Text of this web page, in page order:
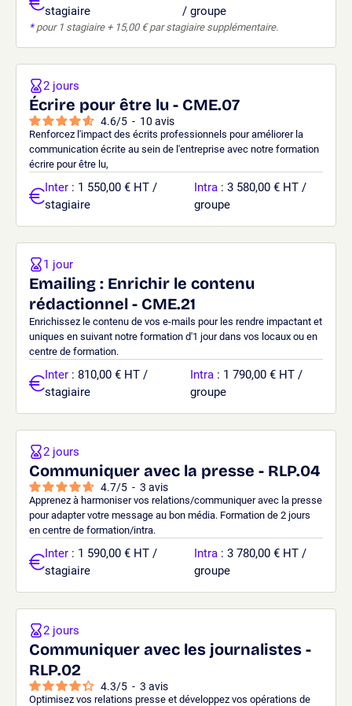
stagiaire
/ groupe
*pour 1 stagiaire + 15,00 € par stagiaire supplémentaire.
Écrire pour être lu - CME.07
4.6/5 - 10 avis
Renforcez l'impact des écrits professionnels pour améliorer la
communication écrite au sein de l'entreprise avec notre formation
écrire pour être lu,
2 jours
Inter : 1 550,00 € HT /
stagiaire
Intra : 3 580,00 € HT /
groupe
Emailing : Enrichir le contenu
rédactionnel - CME.21
Enrichissez le contenu de vos e-mails pour les rendre impactant et
uniques en suivant notre formation d'1 jour dans vos locaux ou en
centre de formation.
1 jour
Inter : 810,00 € HT /
stagiaire
Intra : 1 790,00 € HT /
groupe
Communiquer avec la presse - RLP.04
4.7/5 - 3 avis
Apprenez à harmoniser vos relations/communiquer avec la presse
pour adapter votre message au bon média. Formation de 2 jours
en centre de formation/intra.
2 jours
Inter : 1 590,00 € HT /
stagiaire
Intra : 3 780,00 € HT /
groupe
Communiquer avec les journalistes -
RLP.02
4.3/5 - 3 avis
Optimisez vos relations presse et développez vos opérations de
2 jours